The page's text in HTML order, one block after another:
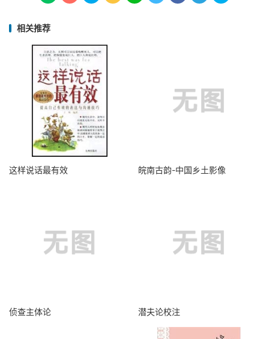
相关推荐
这样说话最有效 皖南古韵-中国乡土影像
侦查主体论 潜夫论校注